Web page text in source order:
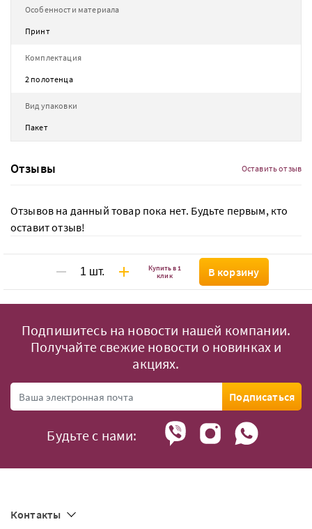
Особенности материала
Принт
Комплектация
2 полотенца
Вид упаковки
Пакет
Отзывы Оставить отзыв
Отзывов на данный товар пока нет. Будьте первым, кто
оставит отзыв!
Купить в 1
клик
В корзину
Подпишитесь на новости нашей компании.
Получайте свежие новости о новинках и
акциях.
Подписаться
Будьте с нами:
Контакты